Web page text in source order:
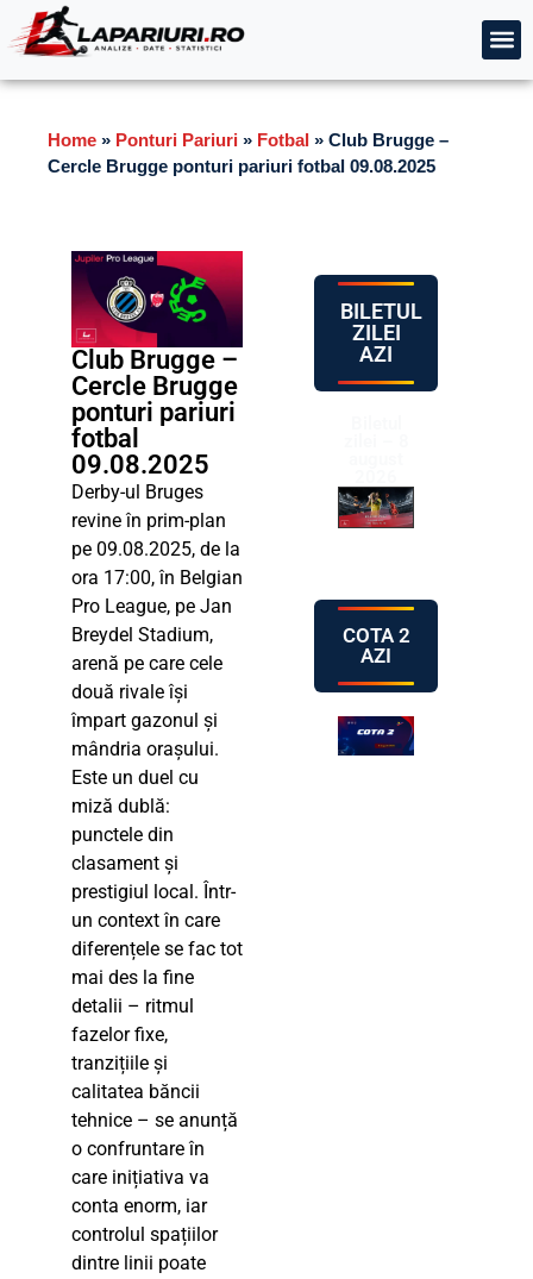
Home » Ponturi Pariuri » Fotbal » Club Brugge –
Cercle Brugge ponturi pariuri fotbal 09.08.2025
Club Brugge –
Cercle Brugge
ponturi pariuri
fotbal
09.08.2025
Derby-ul Bruges
revine în prim-plan
pe 09.08.2025, de la
ora 17:00, în Belgian
Pro League, pe Jan
Breydel Stadium,
arenă pe care cele
două rivale își
împart gazonul și
mândria orașului.
Este un duel cu
miză dublă:
punctele din
clasament și
prestigiul local. Într-
un context în care
diferențele se fac tot
mai des la fine
detalii – ritmul
fazelor fixe,
tranzițiile și
calitatea băncii
tehnice – se anunță
o confruntare în
care inițiativa va
conta enorm, iar
controlul spațiilor
dintre linii poate
BILETUL
ZILEI
AZI
COTA 2
AZI